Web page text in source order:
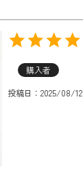
購入者
投稿日
2025/08/12